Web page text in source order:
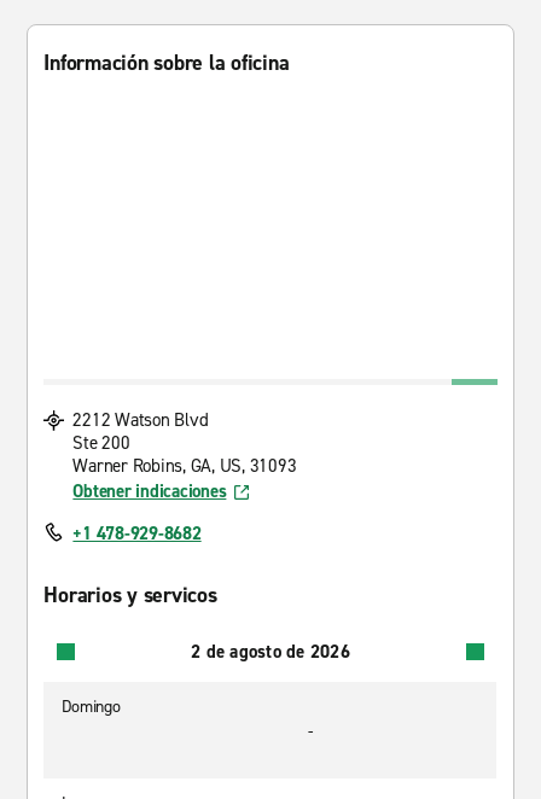
Información sobre la oficina
2212 Watson Blvd
Ste 200
Warner Robins, GA, US, 31093
Obtener indicaciones
+1 478-929-8682
Horarios y servicos
2 de agosto de 2026
Domingo
-